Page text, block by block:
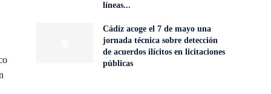
líneas...
Cádiz acoge el 7 de mayo una
jornada técnica sobre detección
de acuerdos ilícitos en licitaciones
públicas